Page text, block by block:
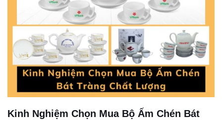
Kinh Nghiệm Chọn Mua Bộ Ấm Chén Bát